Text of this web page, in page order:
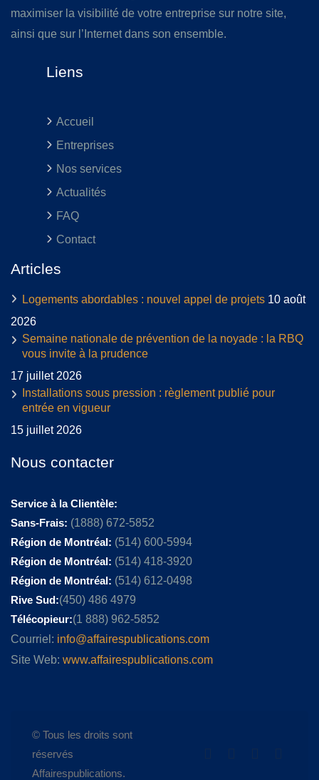
maximiser la visibilité de votre entreprise sur notre site,
ainsi que sur l’Internet dans son ensemble.
Liens
Accueil
Entreprises
Nos services
Actualités
FAQ
Contact
Articles
Logements abordables : nouvel appel de projets 10 août
2026
Semaine nationale de prévention de la noyade : la RBQ
vous invite à la prudence
17 juillet 2026
Installations sous pression : règlement publié pour
entrée en vigueur
15 juillet 2026
Nous contacter
Service à la Clientèle:
Sans-Frais: (1888) 672-5852
Région de Montréal: (514) 600-5994
Région de Montréal: (514) 418-3920
Région de Montréal: (514) 612-0498
Rive Sud:(450) 486 4979
Télécopieur:(1 888) 962-5852
Courriel: info@affairespublications.com
Site Web: www.affairespublications.com
© Tous les droits sont
réservés
Affairespublications.